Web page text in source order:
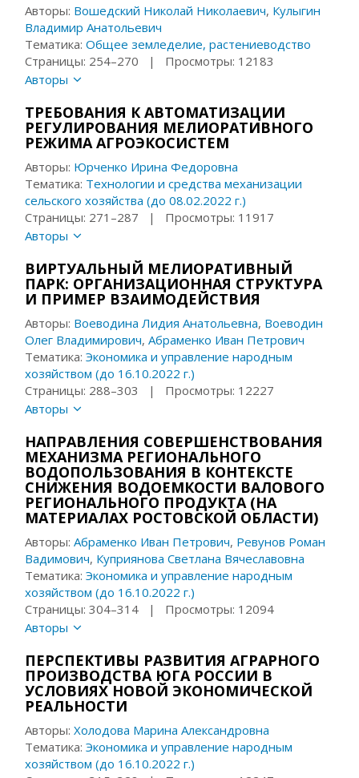
Авторы: Вошедский Николай Николаевич, Кулыгин
Владимир Анатольевич
Тематика:Общее земледелие, растениеводство
Страницы: 254–270 | Просмотры: 12183
Авторы
ТРЕБОВАНИЯ К АВТОМАТИЗАЦИИ
РЕГУЛИРОВАНИЯ МЕЛИОРАТИВНОГО
РЕЖИМА АГРОЭКОСИСТЕМ
Авторы: Юрченко Ирина Федоровна
Тематика: Технологии и средства механизации
сельского хозяйства (до 08.02.2022 г.)
Страницы: 271–287 | Просмотры: 11917
Авторы
ВИРТУАЛЬНЫЙ МЕЛИОРАТИВНЫЙ
ПАРК: ОРГАНИЗАЦИОННАЯ СТРУКТУРА
И ПРИМЕР ВЗАИМОДЕЙСТВИЯ
Авторы: Воеводина Лидия Анатольевна, Воеводин
Олег Владимирович,Абраменко Иван Петрович
Тематика:Экономика и управление народным
хозяйством (до 16.10.2022 г.)
Страницы: 288–303 | Просмотры: 12227
Авторы
НАПРАВЛЕНИЯ СОВЕРШЕНСТВОВАНИЯ
МЕХАНИЗМА РЕГИОНАЛЬНОГО
ВОДОПОЛЬЗОВАНИЯ В КОНТЕКСТЕ
СНИЖЕНИЯ ВОДОЕМКОСТИ ВАЛОВОГО
РЕГИОНАЛЬНОГО ПРОДУКТА (НА
МАТЕРИАЛАХ РОСТОВСКОЙ ОБЛАСТИ)
Авторы:Абраменко Иван Петрович, Ревунов Роман
Вадимович, Куприянова Светлана Вячеславовна
Тематика:Экономика и управление народным
хозяйством (до 16.10.2022 г.)
Страницы: 304–314 | Просмотры: 12094
Авторы
ПЕРСПЕКТИВЫ РАЗВИТИЯ АГРАРНОГО
ПРОИЗВОДСТВА ЮГА РОССИИ В
УСЛОВИЯХ НОВОЙ ЭКОНОМИЧЕСКОЙ
РЕАЛЬНОСТИ
Авторы:Холодова Марина Александровна
Тематика:Экономика и управление народным
хозяйством (до 16.10.2022 г.)